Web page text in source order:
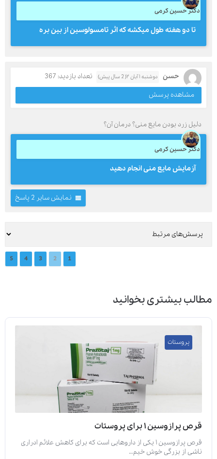
دکتر حسین کرمی
تا دو هفته طول میکشه که اثر تامسولوسین از بین بره
حسن دوشنبه ۱ آبان ۲( 2 سال پیش)
تعداد بازدید: 367
مشاهده پرسش
دلیل زرد بودن مایع منی؟ درمان آن؟
دکتر حسین کرمی
آزمایش مایع منی انجام دهید
نمایش سایر 2 پاسخ
1
2
3
4
5
مطالب بیشتری بخوانید
پروستات
قرص پرازوسین ۱ برای پروستات
قرص پرازوسین ۱ یکی از داروهایی است که برای کاهش علائم ادراری
ناشی از بزرگی خوش خیم…